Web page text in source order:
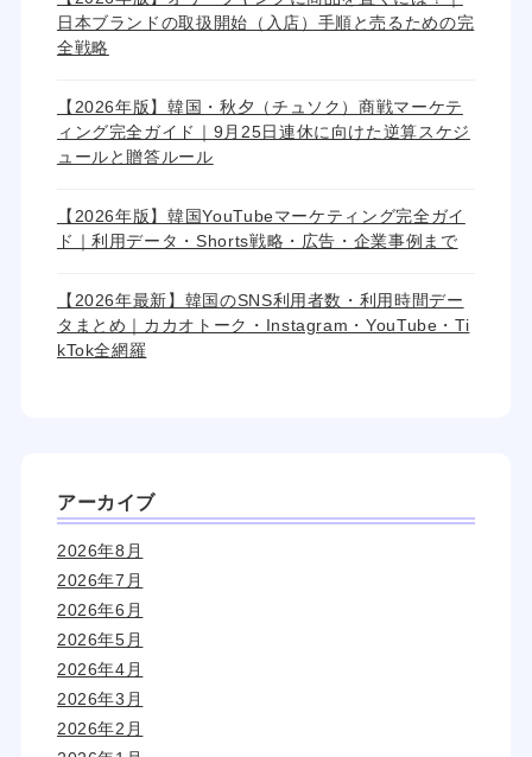
日本ブランドの取扱開始（入店）手順と売るための完
全戦略
【2026年版】韓国・秋夕（チュソク）商戦マーケテ
ィング完全ガイド｜9月25日連休に向けた逆算スケジ
ュールと贈答ルール
【2026年版】韓国YouTubeマーケティング完全ガイ
ド｜利用データ・Shorts戦略・広告・企業事例まで
【2026年最新】韓国のSNS利用者数・利用時間デー
タまとめ｜カカオトーク・Instagram・YouTube・Ti
kTok全網羅
アーカイブ
2026年8月
2026年7月
2026年6月
2026年5月
2026年4月
2026年3月
2026年2月